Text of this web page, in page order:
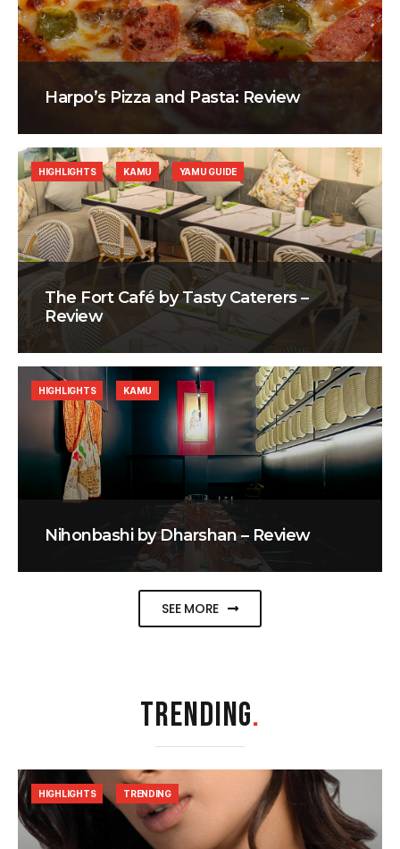
Harpo’s Pizza and Pasta: Review
The Fort Café by Tasty Caterers –
Review
HIGHLIGHTS KAMU YAMU GUIDE
Nihonbashi by Dharshan – Review
HIGHLIGHTS KAMU
SEE MORE
TRENDING.
HIGHLIGHTS TRENDING